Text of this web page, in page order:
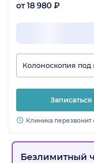
от 18 980 ₽
Колоноскопия под
Клиника перезвонит
Безлимитный